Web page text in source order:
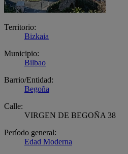
Territorio:
Bizkaia
Municipio:
Bilbao
Barrio/Entidad:
Begoña
Calle:
VIRGEN DE BEGOÑA 38
Período general:
Edad Moderna